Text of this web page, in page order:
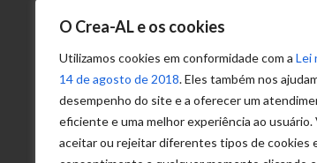
O Crea-AL e os cookies
Utilizamos cookies em conformidade com a Lei
14 de agosto de 2018. Eles também nos
desempenho do site e a oferecer um
eficiente e uma melhor experiência ao usuário.
aceitar ou rejeitar diferentes tipos de cookies
Transparência
Portal
Acesso à
Informação
Política de
Privacidade de
Dados